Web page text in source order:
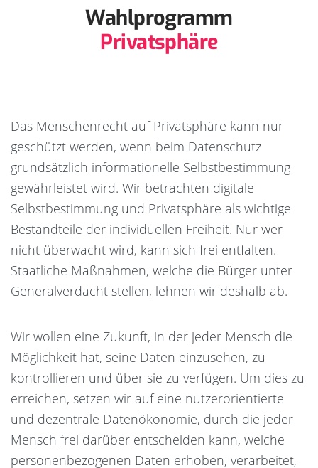
Wahlprogramm
Privatsphäre
Das Menschenrecht auf Privatsphäre kann nur
geschützt werden, wenn beim Datenschutz
grundsätzlich informationelle Selbstbestimmung
gewährleistet wird. Wir betrachten digitale
Selbstbestimmung und Privatsphäre als wichtige
Bestandteile der individuellen Freiheit. Nur wer
nicht überwacht wird, kann sich frei entfalten.
Staatliche Maßnahmen, welche die Bürger unter
Generalverdacht stellen, lehnen wir deshalb ab.
Wir wollen eine Zukunft, in der jeder Mensch die
Möglichkeit hat, seine Daten einzusehen, zu
kontrollieren und über sie zu verfügen. Um dies zu
erreichen, setzen wir auf eine nutzerorientierte
und dezentrale Datenökonomie, durch die jeder
Mensch frei darüber entscheiden kann, welche
personenbezogenen Daten erhoben, verarbeitet,